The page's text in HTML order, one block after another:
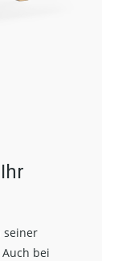
seiner
Auch bei